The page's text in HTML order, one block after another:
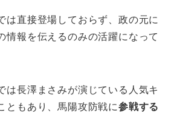
は直接登場しておらず、政の元に
情報を伝えるのみの活躍になって
は長澤まさみが演じている人気キ
ともあり、馬陽攻防戦に参戦する